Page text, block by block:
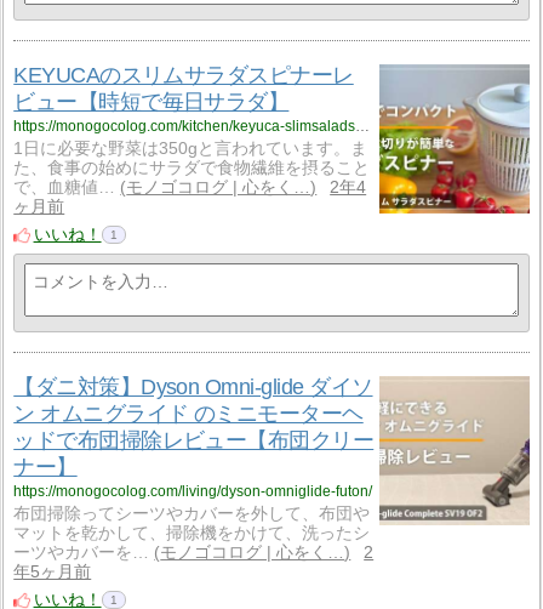
KEYUCAのスリムサラダスピナーレ
ビュー【時短で毎日サラダ】
https://monogocolog.com/kitchen/keyuca-slimsaladspinner/
1日に必要な野菜は350gと言われています。ま
た、食事の始めにサラダで食物繊維を摂ること
で、血糖値…
モノゴコログ | 心をく…
2年4
ヶ月前
いいね！
1
【ダニ対策】Dyson Omni-glide ダイソ
ン オムニグライド のミニモーターヘ
ッドで布団掃除レビュー【布団クリー
ナー】
https://monogocolog.com/living/dyson-omniglide-futon/
布団掃除ってシーツやカバーを外して、布団や
マットを乾かして、掃除機をかけて、洗ったシ
ーツやカバーを…
モノゴコログ | 心をく…
2
年5ヶ月前
いいね！
1